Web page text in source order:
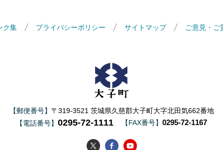
ク集 プライバシーポリシー サイトマップ ご意見・ご
【郵便番号】 〒319-3521 茨城県久慈郡大子町大字北田気662番地
【電話番号】 0295-72-1111 【FAX番号】 0295-72-1167
大子町Twitter
大子町Facebook
大子町YouTube